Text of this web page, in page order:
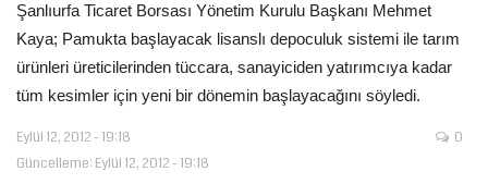
Köşe Yazıları
Magazin
Şanlıurfa
Şanlıurfa Ticaret Borsası Yönetim Kurulu Başkanı Mehmet
Kaya; Pamukta başlayacak lisanslı depoculuk sistemi ile tarım
ürünleri üreticilerinden tüccara, sanayiciden yatırımcıya kadar
tüm kesimler için yeni bir dönemin başlayacağını söyledi.
Eylül 12, 2012 - 19:18
Güncelleme: Eylül 12, 2012 - 19:18
0